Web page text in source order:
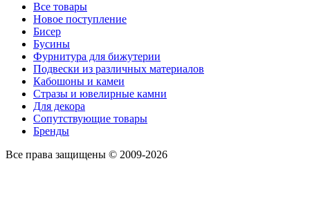
Все товары
Новое поступление
Бисер
Бусины
Фурнитура для бижутерии
Подвески из различных материалов
Кабошоны и камеи
Стразы и ювелирные камни
Для декора
Сопутствующие товары
Бренды
Все права защищены © 2009-2026